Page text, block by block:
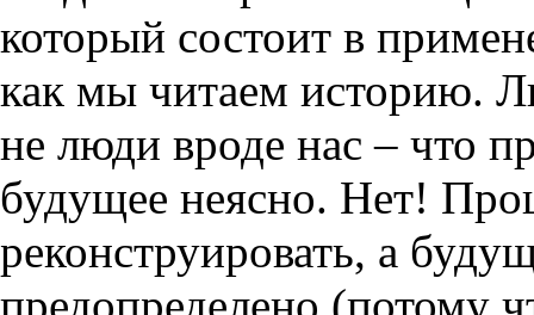
который состоит в
как мы читаем историю.
не люди вроде нас – что
будущее неясно. Нет!
реконструировать, а